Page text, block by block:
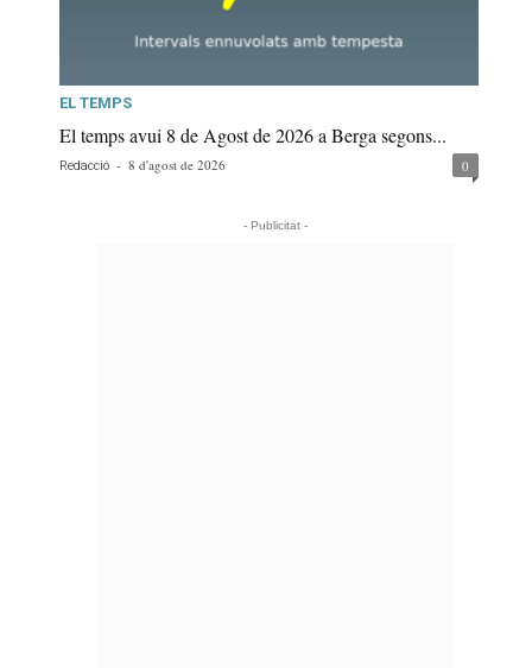
EL TEMPS
El temps avui 8 de Agost de 2026 a Berga segons...
Redacció - 8 d'agost de 2026 0
- Publicitat -